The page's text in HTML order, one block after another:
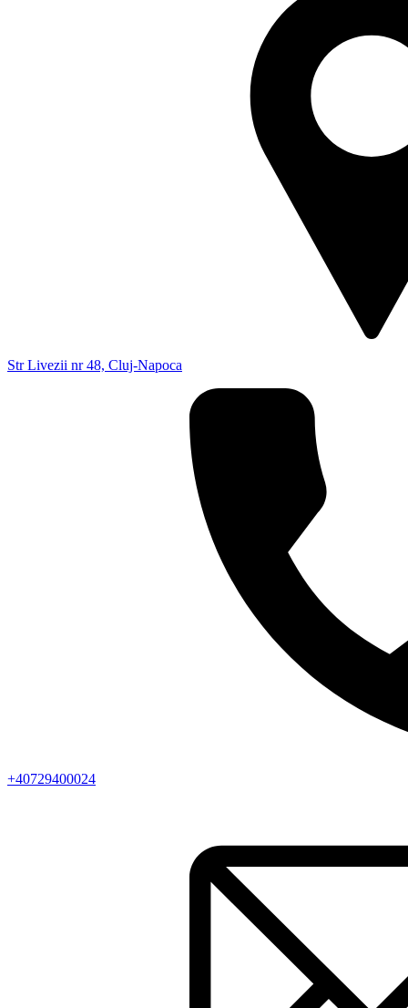
Str Livezii nr 48, Cluj-Napoca
+40729400024